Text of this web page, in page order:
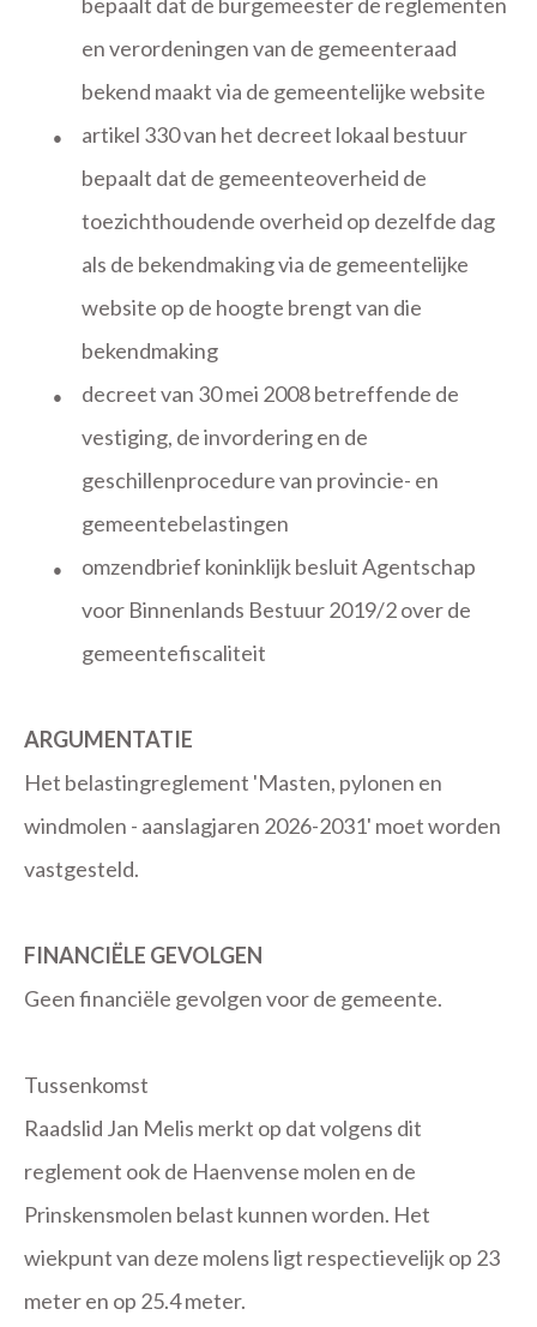
en verordeningen van de gemeenteraad
bekend maakt via de gemeentelijke website
●
artikel 330 van het decreet lokaal bestuur
bepaalt dat de gemeenteoverheid de
toezichthoudende overheid op dezelfde dag
als de bekendmaking via de gemeentelijke
website op de hoogte brengt van die
bekendmaking
●
decreet van 30 mei 2008 betreffende de
vestiging, de invordering en de
geschillenprocedure van provincie- en
gemeentebelastingen
●
omzendbrief koninklijk besluit Agentschap
voor Binnenlands Bestuur 2019/2 over de
gemeentefiscaliteit
ARGUMENTATIE
Het belastingreglement 'Masten, pylonen en
windmolen - aanslagjaren 2026-2031' moet worden
vastgesteld.
FINANCIËLE GEVOLGEN
Geen financiële gevolgen voor de gemeente.
Tussenkomst
Raadslid Jan Melis merkt op dat volgens dit
reglement ook de Haenvense molen en de
Prinskensmolen belast kunnen worden. Het
wiekpunt van deze molens ligt respectievelijk op 23
meter en op 25.4 meter.